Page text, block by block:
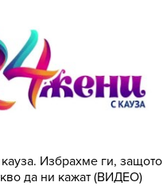
Избрахме ги, защото
да ни кажат (ВИДЕО)